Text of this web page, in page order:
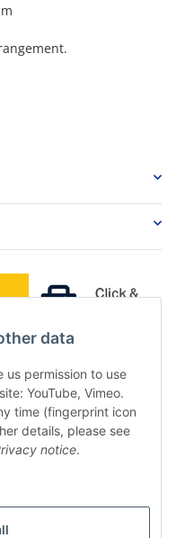
data
us permission to use
YouTube, Vimeo.
time (fingerprint icon
details, please see
notice.
shipping fees